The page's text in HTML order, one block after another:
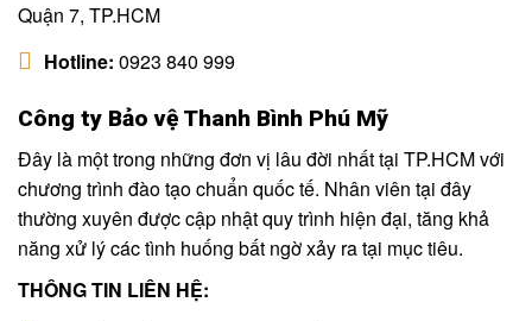
Quận 7, TP.HCM
Hotline: 0923 840 999
Công ty Bảo vệ Thanh Bình Phú Mỹ
Đây là một trong những đơn vị lâu đời nhất tại TP.HCM với
chương trình đào tạo chuẩn quốc tế. Nhân viên tại đây
thường xuyên được cập nhật quy trình hiện đại, tăng khả
năng xử lý các tình huống bất ngờ xảy ra tại mục tiêu.
THÔNG TIN LIÊN HỆ: